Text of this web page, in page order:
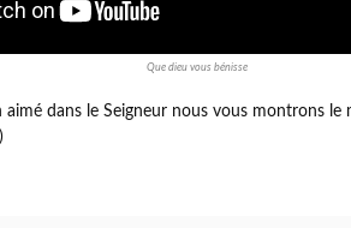
Que dieu vous bénisse
dans le Seigneur nous vous montrons le